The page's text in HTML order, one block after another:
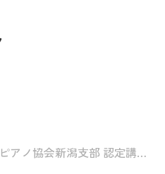
木野裕美（全日本らくらくピアノ協会新潟支部 認定講師）